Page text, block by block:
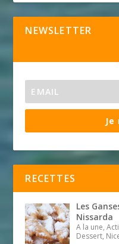
NEWSLETTER
RECETTES
Les
Nissarda
A la une,
Dessert,